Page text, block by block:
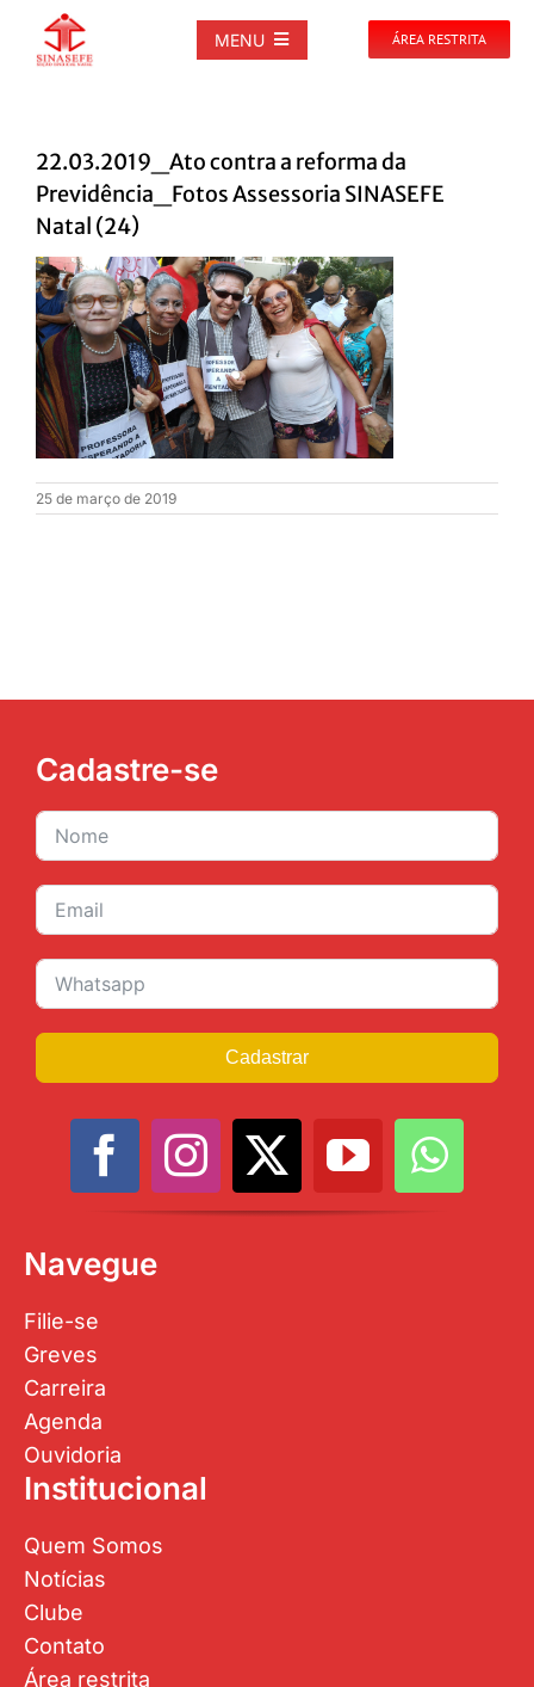
MENU
NOTÍCIAS
PUBLICAÇÕES
DOCUMENTOS
GALERIAS
EVENTOS
ÁREA RESTRITA
22.03.2019_Ato contra a reforma da
Previdência_Fotos Assessoria SINASEFE
Natal (24)
25 de março de 2019
Cadastre-se
Cadastrar
Navegue
Filie-se
Greves
Carreira
Agenda
Ouvidoria
Institucional
Quem Somos
Notícias
Clube
Contato
Área restrita